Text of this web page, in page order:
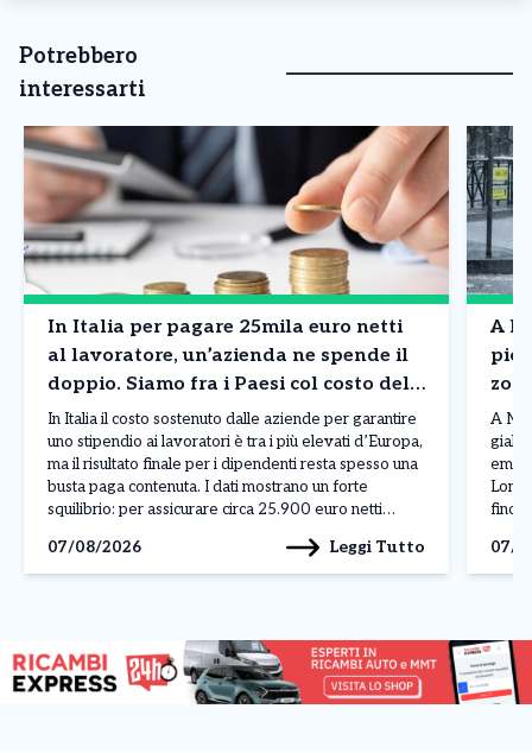
Potrebbero
interessarti
In Italia per pagare 25mila euro netti
al lavoratore, un’azienda ne spende il
doppio. Siamo fra i Paesi col costo del
lavoro più in alto in Europa. I dati
In Italia il costo sostenuto dalle aziende per garantire
uno stipendio ai lavoratori è tra i più elevati d’Europa,
ma il risultato finale per i dipendenti resta spesso una
busta paga contenuta. I dati mostrano un forte
squilibrio: per assicurare circa 25.900 euro netti
una spesa complessiva vicina […]
07/08/2026 Leggi Tutto
A
A
giallo
fino
07/